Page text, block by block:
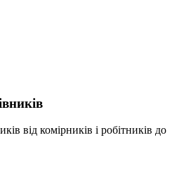
від комірників і робітників до